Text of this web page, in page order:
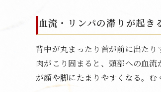
血流・リンパの滞りが起き
背中が丸まったり首が前に出た
肉がこり固まると、頭部への血
が顔や脚にたまりやすくなる。む